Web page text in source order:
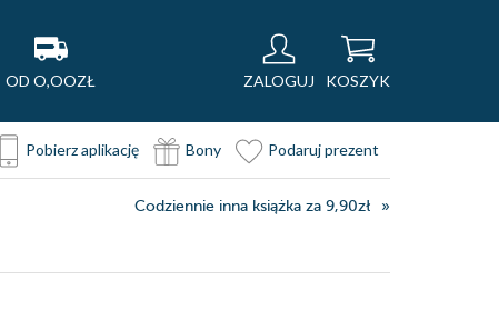
OD O,OOZŁ ZALOGUJ KOSZYK
Pobierz aplikację Bony Podaruj prezent
Codziennie inna książka za 9,90zł